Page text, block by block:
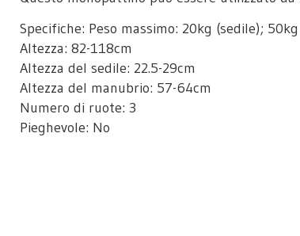
Specifiche: Peso massimo: 20kg (sedile);
Altezza: 82-118cm
Altezza del sedile: 22.5-29cm
Altezza del manubrio: 57-64cm
Numero di ruote: 3
Pieghevole: No